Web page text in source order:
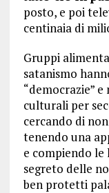
posto, e poi
centinaia di
Gruppi
satanismo
“democrazie”
culturali per
cercando di
tenendo una
e compiendo
segreto delle
ben protetti